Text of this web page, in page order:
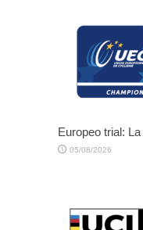
Europeo trial:
05/08/2026